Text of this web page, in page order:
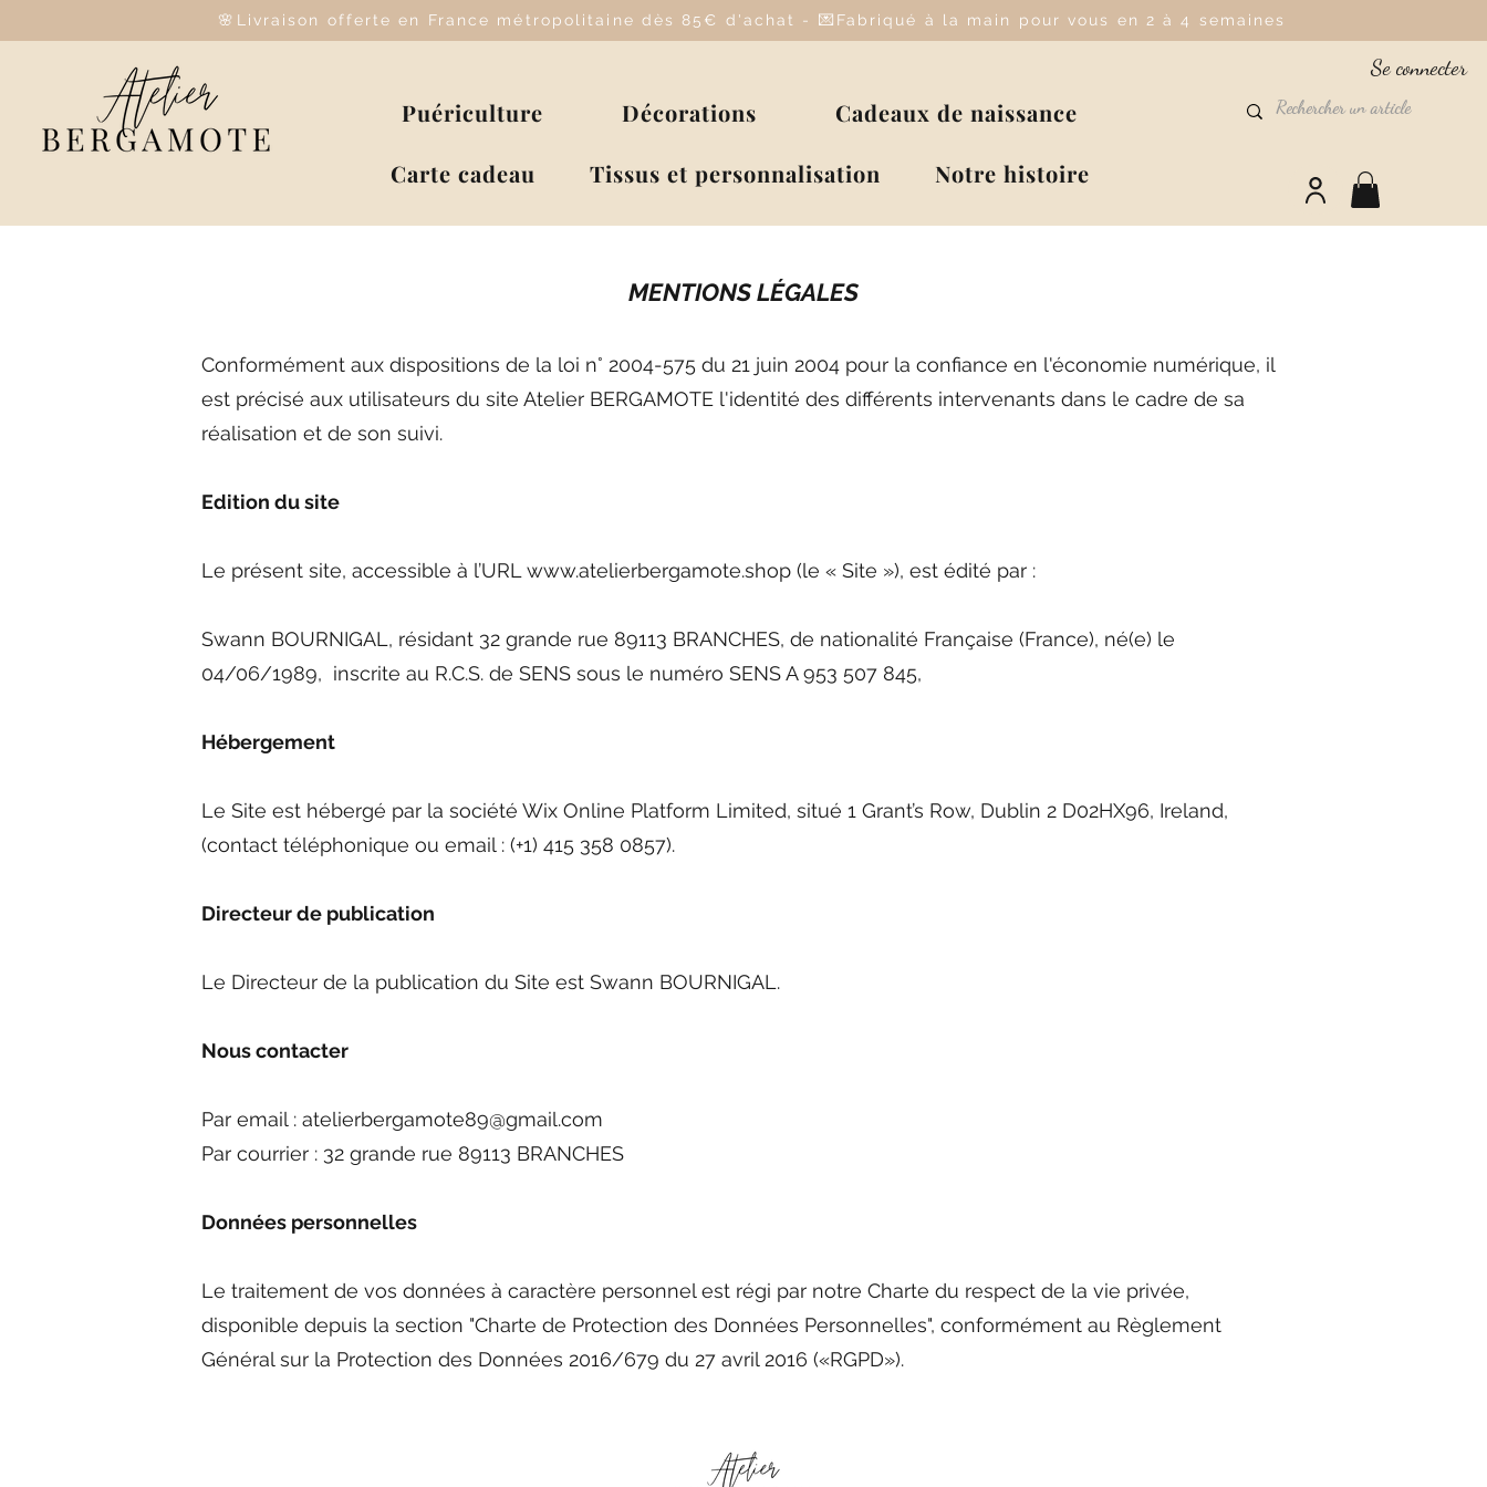
🌸Livraison offerte en France métropolitaine dès 85€ d'achat - 💌Fabriqué à la main pour vous en 2 à 4 semaines
Puériculture Décorations Cadeaux de naissance
Carte cadeau Tissus et personnalisation Notre histoire
Se connecter
MENTIONS LÉGALES
Conformément aux dispositions de la loi n° 2004-575 du 21 juin 2004 pour la confiance en l'économie numérique, il
est précisé aux utilisateurs du site Atelier BERGAMOTE l'identité des différents intervenants dans le cadre de sa
réalisation et de son suivi.
Edition du site
Le présent site, accessible à l’URLwww.atelierbergamote.shop (le « Site »), est édité par :
Swann BOURNIGAL, résidant 32 grande rue 89113 BRANCHES, de nationalité Française (France), né(e) le
04/06/1989, inscrite au R.C.S. de SENS sous le numéro SENS A 953 507 845,
Hébergement
Le Site est hébergé par la société Wix Online Platform Limited, situé 1 Grant’s Row, Dublin 2 D02HX96, Ireland,
(contact téléphonique ou email : (+1) 415 358 0857).
Directeur de publication
Le Directeur de la publication du Site est Swann BOURNIGAL.
Nous contacter
Par email : atelierbergamote89@gmail.com
Par courrier : 32 grande rue 89113 BRANCHES
Données personnelles
Le traitement de vos données à caractère personnel est régi par notre Charte du respect de la vie privée,
disponible depuis la section "Charte de Protection des Données Personnelles", conformément au Règlement
Général sur la Protection des Données 2016/679 du 27 avril 2016 («RGPD»).